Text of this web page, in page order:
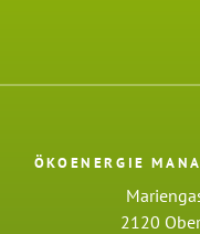
ÖKOENERGIE
2120